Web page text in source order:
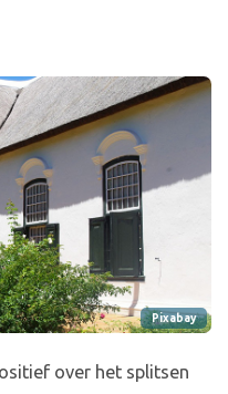
Pixabay
over het splitsen